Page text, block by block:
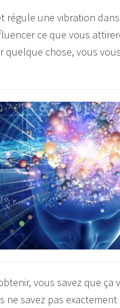
régule une vibration
ce que vous
chose, vous
vous savez que
ne savez pas